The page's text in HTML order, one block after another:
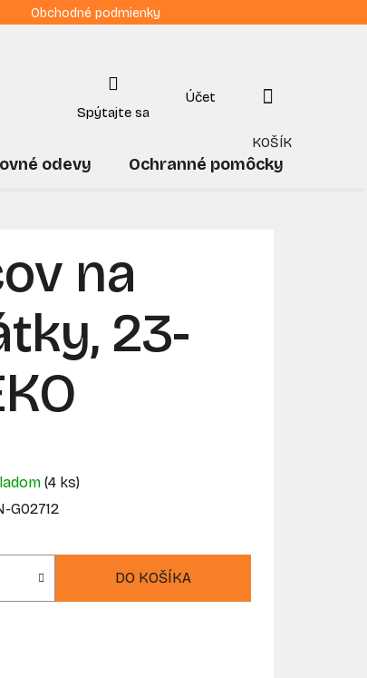
Obchodné podmienky
NÁKUPNÝ
KOŠÍK
odevy Ochranné pomôcky
na
23-
(4 ks)
G02712
DO KOŠÍKA